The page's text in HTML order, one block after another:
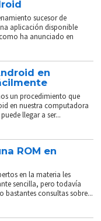
sucesor de
aplicación disponible
ha anunciado en
en
un procedimiento que
en nuestra computadora
llegar a ser...
ROM en
en la materia les
sencilla, pero todavía
bastantes consultas sobre...